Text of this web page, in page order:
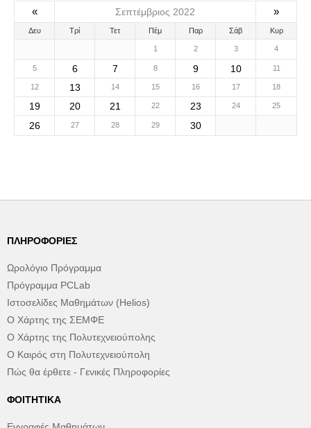
« Σεπτέμβριος 2022 »
Δευ Τρί Τετ Πέμ Παρ Σάβ Κυρ
1 2 3 4
5 6 7 8 9 10 11
12 13 14 15 16 17 18
19 20 21 22 23 24 25
26 27 28 29 30
ΠΛΗΡΟΦΟΡΊΕΣ
Ωρολόγιο Πρόγραμμα
Πρόγραμμα PCLab
Ιστοσελίδες Μαθημάτων (Helios)
Ο Χάρτης της ΣΕΜΦΕ
Ο Χάρτης της Πολυτεχνειούπολης
Ο Καιρός στη Πολυτεχνειούπολη
Πώς θα έρθετε - Γενικές Πληροφορίες
ΦΟΙΤΗΤΙΚΆ